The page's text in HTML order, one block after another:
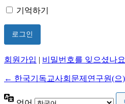
기억하기
회원가입 | 비밀번호를 잊으셨나
← 한국기독교사회문제연구원(으)